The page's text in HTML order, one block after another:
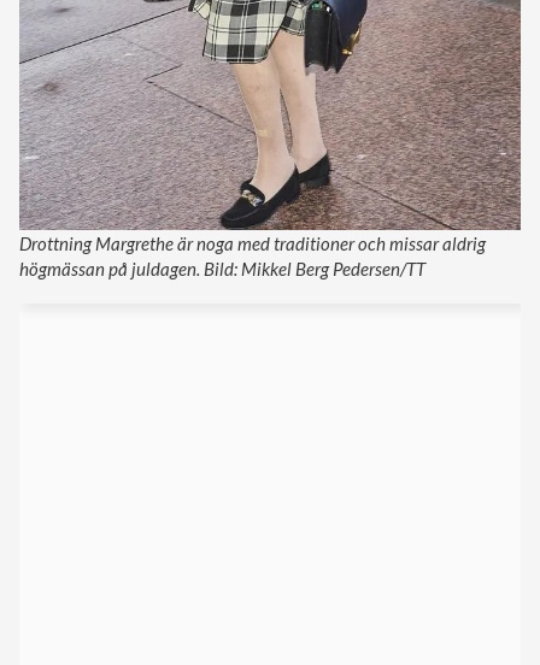
Drottning Margrethe är noga med traditioner och missar aldrig
högmässan på juldagen. Bild: Mikkel Berg Pedersen/TT